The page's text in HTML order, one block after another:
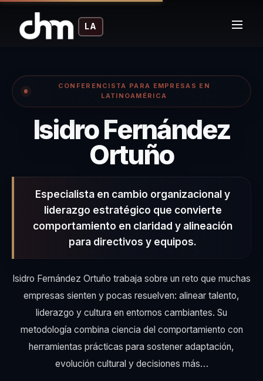
LA
CONFERENCISTA PARA EMPRESAS EN
LATINOAMÉRICA
Isidro Fernández
Ortuño–
Especialista en cambio organizacional y
liderazgo estratégico que convierte
comportamiento en claridad y alineación
para directivos y equipos.
Isidro Fernández Ortuño trabaja sobre un reto que muchas
empresas sienten y pocas resuelven: alinear talento,
liderazgo y cultura en entornos cambiantes. Su
metodología combina ciencia del comportamiento con
herramientas prácticas para sostener adaptación,
evolución cultural y decisiones más…